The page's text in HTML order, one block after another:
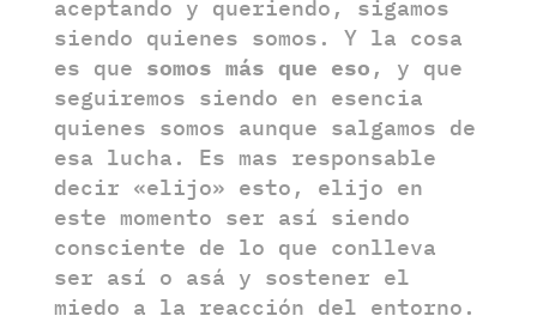
aceptando y queriendo, sigamos
siendo quienes somos. Y la cosa
es que somos más que eso , y que
seguiremos siendo en esencia
quienes somos aunque salgamos de
esa lucha. Es mas responsable
decir «elijo» esto, elijo en
este momento ser así siendo
consciente de lo que conlleva
ser así o asá y sostener el
miedo a la reacción del entorno.